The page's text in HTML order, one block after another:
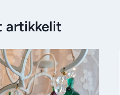
artikkelit